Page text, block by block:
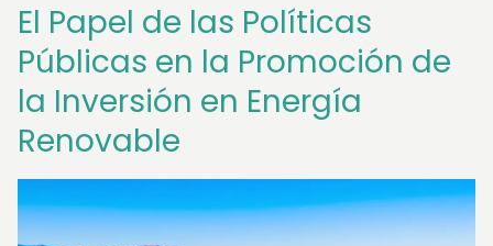
El Papel de las Políticas
Públicas en la Promoción de
la Inversión en Energía
Renovable